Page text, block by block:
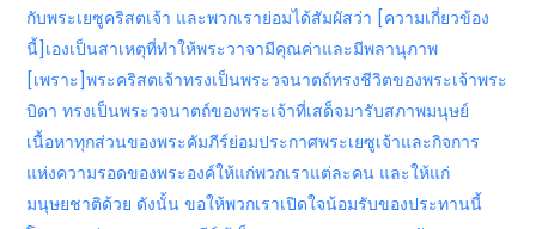
กับพระเยซูคริสตเจ้า และพวกเราย่อมได้สัมผัสว่า [ความเกี่ยวข้อง
นี้]เองเป็นสาเหตุที่ทำให้พระวาจามีคุณค่าและมีพลานุภาพ
[เพราะ]พระคริสตเจ้าทรงเป็นพระวจนาตถ์ทรงชีวิตของพระเจ้าพระ
บิดา ทรงเป็นพระวจนาตถ์ของพระเจ้าที่เสด็จมารับสภาพมนุษย์
เนื้อหาทุกส่วนของพระคัมภีร์ย่อมประกาศพระเยซูเจ้าและกิจการ
แห่งความรอดของพระองค์ให้แก่พวกเราแต่ละคน และให้แก่
มนุษยชาติด้วย ดังนั้น ขอให้พวกเราเปิดใจน้อมรับของประทานนี้